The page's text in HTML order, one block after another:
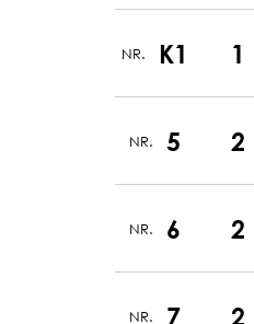
NR. K1 1
NR. 5 2
NR. 6 2
NR. 7 2